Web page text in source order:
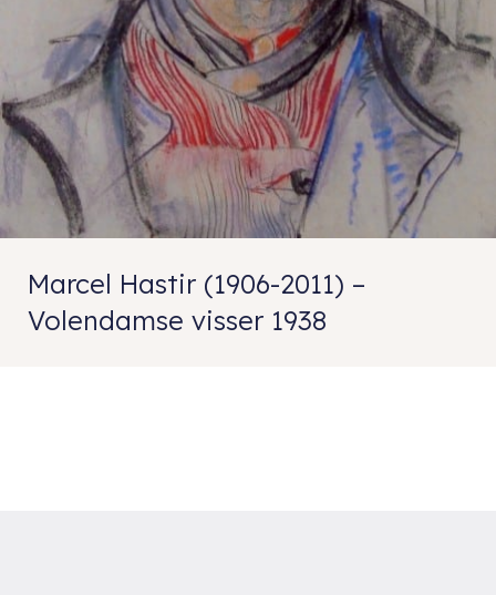
Marcel Hastir (1906-2011) –
Volendamse visser 1938